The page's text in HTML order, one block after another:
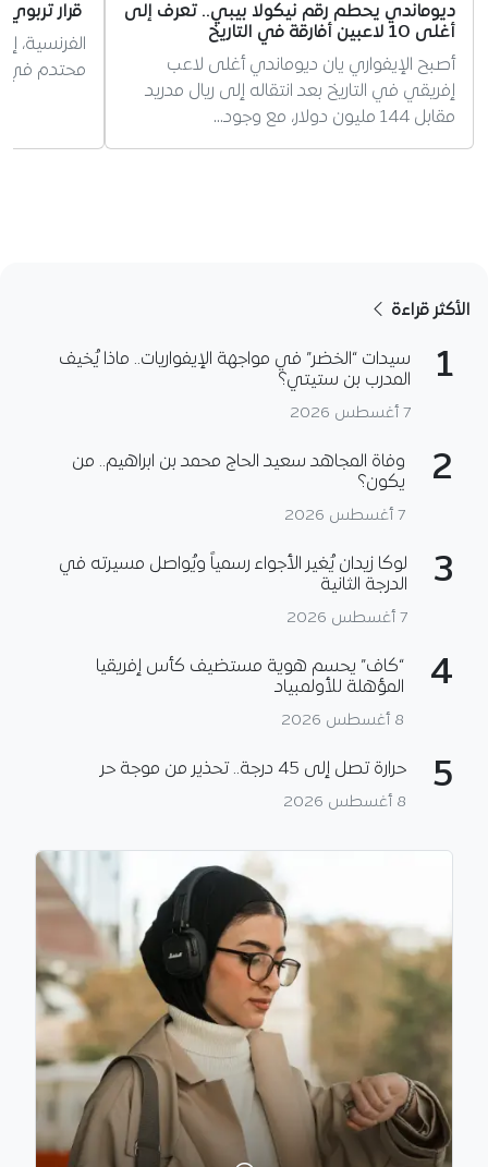
ديوماندي يحطم رقم نيكولا بيبي.. تعرف إلى
أغلى 10 لاعبين أفارقة في التاريخ
أصبح الإيفواري يان ديوماندي أغلى لاعب
إفريقي في التاريخ بعد انتقاله إلى ريال مدريد
مقابل 144 مليون دولار، مع وجود…
قرار
الفرنسية،
محتدم في
الأكثر قراءة
1
سيدات “الخضر” في مواجهة الإيفواريات.. ماذا يُخيف
المدرب بن ستيتي؟
7 أغسطس 2026
2
وفاة المجاهد سعيد الحاج محمد بن ابراهيم.. من
يكون؟
7 أغسطس 2026
3
لوكا زيدان يُغير الأجواء رسمياً ويُواصل مسيرته في
الدرجة الثانية
7 أغسطس 2026
4
“كاف” يحسم هوية مستضيف كأس إفريقيا
المؤهلة للأولمبياد
8 أغسطس 2026
5 حرارة تصل إلى 45 درجة.. تحذير من موجة حر
8 أغسطس 2026